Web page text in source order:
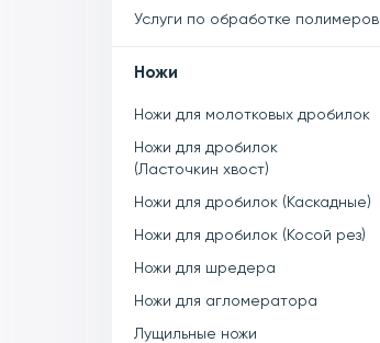
Услуги по обработке полимеров
Ножи
Ножи для молотковых дробилок
Ножи для дробилок
(Ласточкин хвост)
Ножи для дробилок (Каскадные)
Ножи для дробилок (Косой рез)
Ножи для шредера
Ножи для агломератора
Лущильные ножи